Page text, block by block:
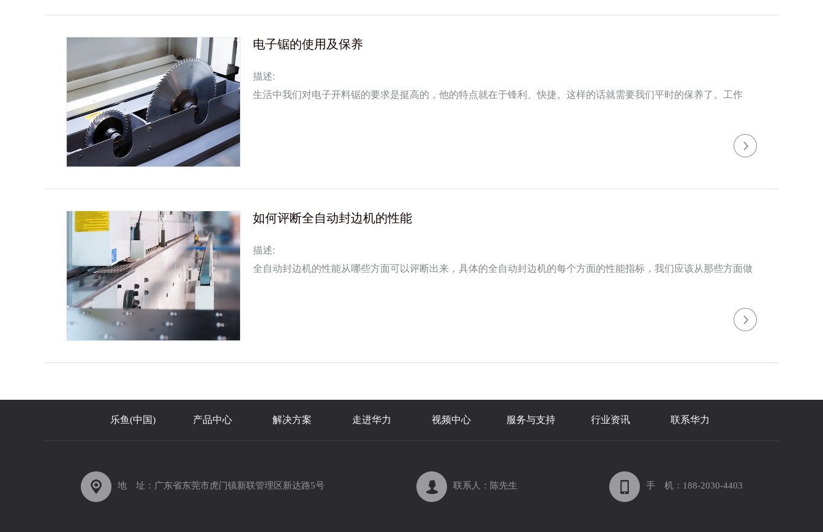
电子锯的使用及保养
描述:
生活中我们对电子开料锯的要求是挺高的，他的特点就在于锋利、快捷。这样的话就需要我们平时的保养了。工作
如何评断全自动封边机的性能
描述:
全自动封边机的性能从哪些方面可以评断出来，具体的全自动封边机的每个方面的性能指标，我们应该从那些方面做
乐鱼(中国) 产品中心 解决方案 走进华力 视频中心 服务与支持 行业资讯 联系华力
地 址：广东省东莞市虎门镇新联管理区新达路5号 联系人：陈先生 手 机：188-2030-4403